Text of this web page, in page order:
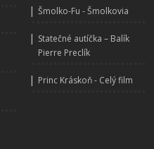
| Šmolko-Fu - Šmolkovia
| Statečné autíčka – Balík
Pierre Preclík
| Princ Kráskoň - Celý film